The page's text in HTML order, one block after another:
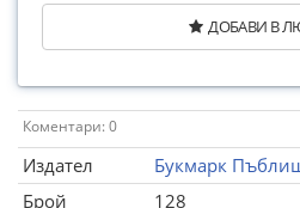
ДОБАВИ В
Коментари: 0
Издател
Букмарк
Брой
128